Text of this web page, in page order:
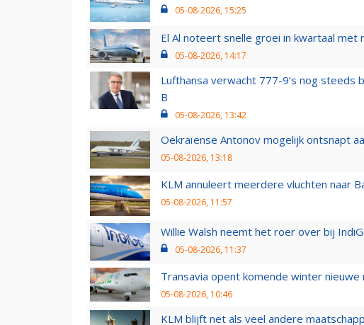
05-08-2026, 15:25
El Al noteert snelle groei in kwartaal met
05-08-2026, 14:17
Lufthansa verwacht 777-9’s nog steeds
B
05-08-2026, 13:42
Oekraïense Antonov mogelijk ontsnapt
05-08-2026, 13:18
KLM annuleert meerdere vluchten naar
05-08-2026, 11:57
Willie Walsh neemt het roer over bij
05-08-2026, 11:37
Transavia opent komende winter
05-08-2026, 10:46
KLM blijft net als veel andere